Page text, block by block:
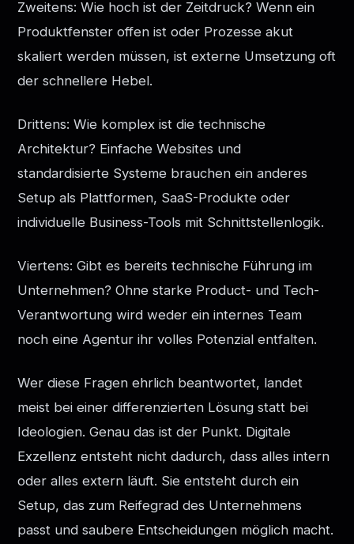
Zweitens: Wie hoch ist der Zeitdruck? Wenn ein
Produktfenster offen ist oder Prozesse akut
skaliert werden müssen, ist externe Umsetzung oft
der schnellere Hebel.
Drittens: Wie komplex ist die technische
Architektur? Einfache Websites und
standardisierte Systeme brauchen ein anderes
Setup als Plattformen, SaaS-Produkte oder
individuelle Business-Tools mit Schnittstellenlogik.
Viertens: Gibt es bereits technische Führung im
Unternehmen? Ohne starke Product- und Tech-
Verantwortung wird weder ein internes Team
noch eine Agentur ihr volles Potenzial entfalten.
Wer diese Fragen ehrlich beantwortet, landet
meist bei einer differenzierten Lösung statt bei
Ideologien. Genau das ist der Punkt. Digitale
Exzellenz entsteht nicht dadurch, dass alles intern
oder alles extern läuft. Sie entsteht durch ein
Setup, das zum Reifegrad des Unternehmens
passt und saubere Entscheidungen möglich macht.